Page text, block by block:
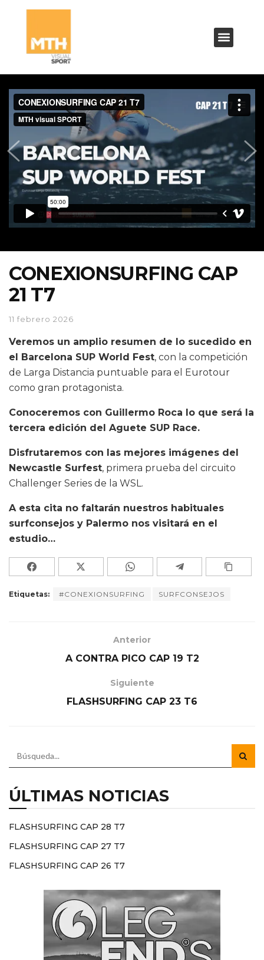
CONEXIONSURFING CAP
21 T7
11 febrero 2026
Veremos un amplio resumen de lo sucedido en
el Barcelona SUP World Fest, con la competición
de Larga Distancia puntuable para el Eurotour
como gran protagonista.
Conoceremos con Guillermo Roca lo que será la
tercera edición del Aguete SUP Race.
Disfrutaremos con las mejores imágenes del
Newcastle Surfest, primera prueba del circuito
Challenger Series de la WSL.
A esta cita no faltarán nuestros habituales
surfconsejos y Palermo nos visitará en el
estudio…
Etiquetas: #CONEXIONSURFING SURFCONSEJOS
Anterior
A CONTRA PICO CAP 19 T2
Siguiente
FLASHSURFING CAP 23 T6
ÚLTIMAS NOTICIAS
FLASHSURFING CAP 28 T7
FLASHSURFING CAP 27 T7
FLASHSURFING CAP 26 T7